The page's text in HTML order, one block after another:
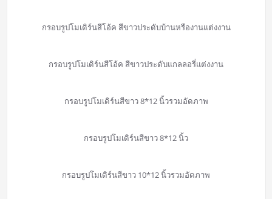
กรอบรูปโมเดิร์นสีโอ้ค สีขาวประดับบ้านหรืองานแต่งงาน
กรอบรูปโมเดิร์นสีโอ้ค สีขาวประดับแกลลอรี่แต่งงาน
กรอบรูปโมเดิร์นสีขาว 8*12 นิ้วรวมอัดภาพ
กรอบรูปโมเดิร์นสีขาว 8*12 นิ้ว
กรอบรูปโมเดิร์นสีขาว 10*12 นิ้วรวมอัดภาพ